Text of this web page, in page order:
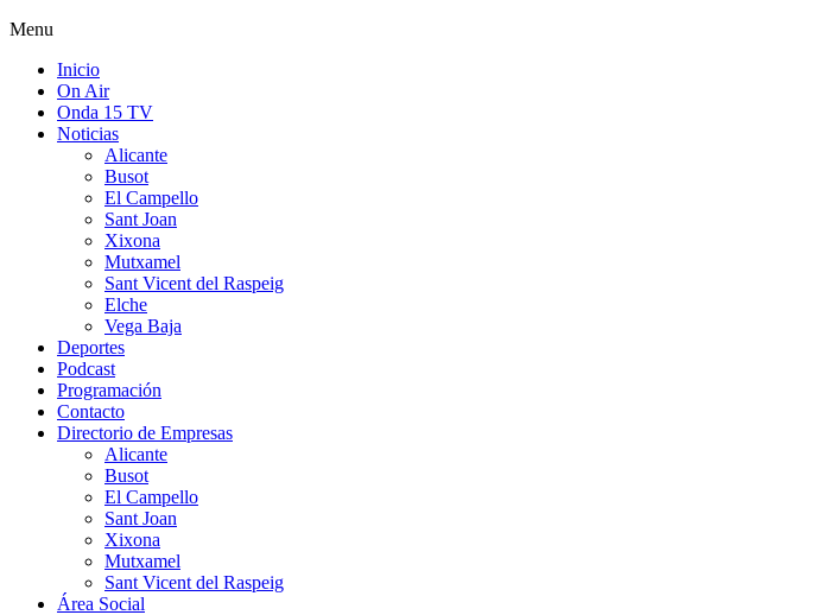
Menu
Inicio
On Air
Onda 15 TV
Noticias
Alicante
Busot
El Campello
Sant Joan
Xixona
Mutxamel
Sant Vicent del Raspeig
Elche
Vega Baja
Deportes
Podcast
Programación
Contacto
Directorio de Empresas
Alicante
Busot
El Campello
Sant Joan
Xixona
Mutxamel
Sant Vicent del Raspeig
Área Social